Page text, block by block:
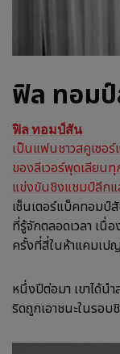
ฟิล ทอม
ฟิล ทอมป์สัน
เป็นแฟนชาวสคูเซอร์
ของลีเวอร์พุดเลียน
แข่งขันชิงแชมป์ลีกแ
เซ็นเตอร์แบ็คทอมป์
ที่รู้จักตลอดเวลา เนื่
ครั้งที่สี่ในห้าแคมเปญ
หนึ่งปีต่อมา เขาได้น
ริดถูกเอาชนะในรอ